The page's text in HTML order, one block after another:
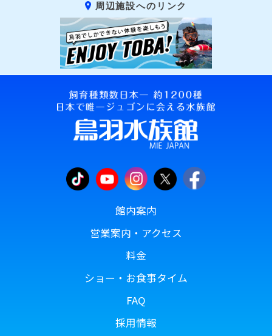
周辺施設へのリンク
館内案内
営業案内・アクセス
料金
ショー・お食事タイム
FAQ
採用情報